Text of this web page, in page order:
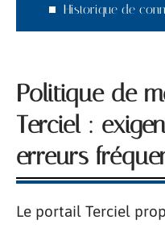
Historique de
Politique de
Terciel :
erreurs
Le portail Terciel